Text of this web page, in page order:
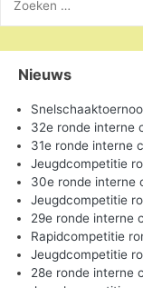
naar:
Nieuws
32e ronde interne
31e ronde interne
Jeugdcompetitie
30e ronde interne
Jeugdcompetitie
29e ronde interne
Rapidcompetitie
Jeugdcompetitie
28e ronde interne